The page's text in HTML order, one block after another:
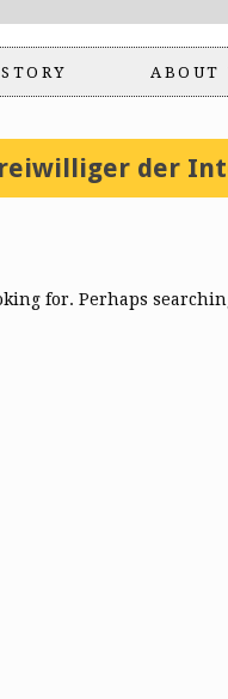
ABOUT
der
for. Perhaps